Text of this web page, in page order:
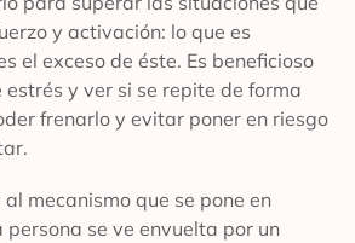
y activación: lo que es
el exceso de éste. Es beneficioso
y ver si se repite de forma
frenarlo y evitar poner en riesgo
mecanismo que se pone en
persona se ve envuelta por un